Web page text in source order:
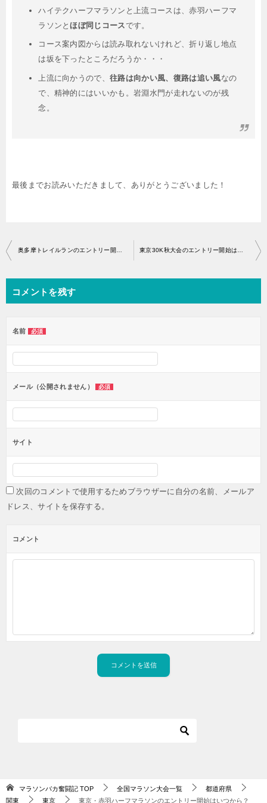
ハイテクハーフマラソンと上流コースは、赤羽ハーフマ
ラソンとほぼ同じコース です。
コース案内図からは読み取れないけれど、折り返し地点
は坂を下ったところだろうか・・・
上流に向かうので、往路は向かい風、復路は追い風なの
で、精神的にはいいかも。岩淵水門が走れないのが残
念。
最後までお読みいただきまして、ありがとうございました！
投
稿
ナ
ビ
シ
ョ
ン
コメントを残す
名前 必須
メール（公開されません） 必須
サイト
次回のコメントで使用するためブラウザーに自分の名前、メールア
ドレス、サイトを保存する。
コメント
マラソンバカ奮闘記 TOP 全国マラソン大会一覧
都道府県
関東
東京 東京・赤羽ハーフマラソンのエントリー開始はいつから？